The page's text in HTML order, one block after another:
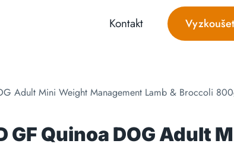
Kontakt
Adult Mini Weight Management Lamb & Broccoli
GF Quinoa DOG Adult